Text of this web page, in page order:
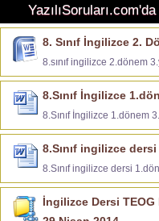
8. Sınıf İngilizce 2.
8.sınıf ingilizce 2.dönem
8.Sınıf İngilizce
8.Sınıf İngilizce 1.dönem
8.Sınıf ingilizce dersi
8.Sınıf ingilizce dersi
İngilizce Dersi TEOG